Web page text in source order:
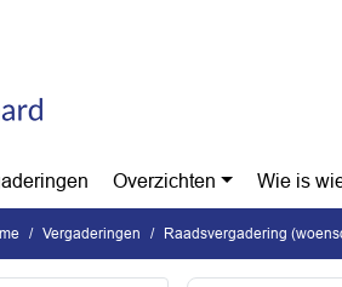
Overzichten Wie is
Vergaderingen Raadsvergadering